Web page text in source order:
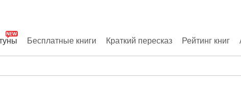
Бесплатные книги Краткий пересказ Рейтинг книг